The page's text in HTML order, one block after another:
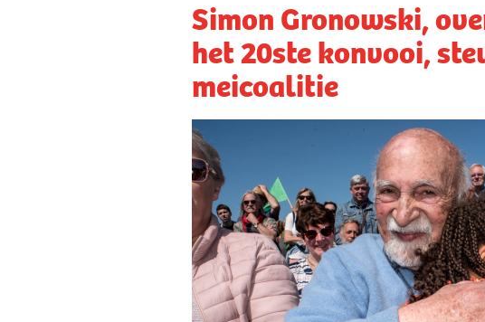
Simon Gronowski,
het 20ste konvooi,
meicoalitie